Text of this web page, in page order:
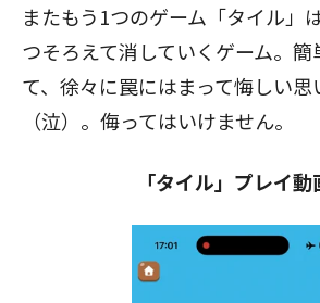
またもう1つのゲーム「タイル」
つそろえて消していくゲーム。簡
て、徐々に罠にはまって悔しい
（泣）。侮ってはいけません。
「タイル」プレイ